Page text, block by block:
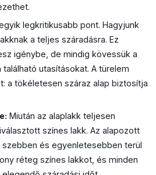
legkritikusabb pont. Hagyjunk
a teljes száradásra. Ez
igénybe, de mindig kövessük a
utasításokat. A türelem
a tökéletesen száraz alap biztosítja
Miután az alaplakk teljesen
színes lakk. Az alapozott
szebben és egyenletesebben terül
réteg színes lakkot, és minden